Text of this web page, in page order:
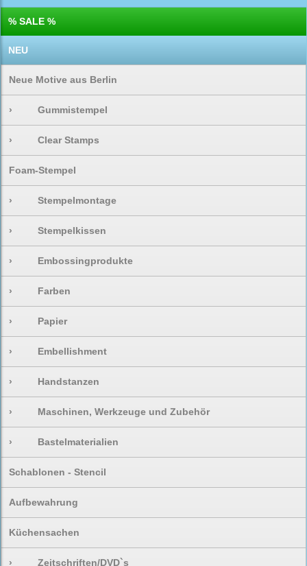
% SALE %
NEU
Neue Motive aus Berlin
› Gummistempel
› Clear Stamps
Foam-Stempel
› Stempelmontage
› Stempelkissen
› Embossingprodukte
› Farben
› Papier
› Embellishment
› Handstanzen
› Maschinen, Werkzeuge und Zubehör
› Bastelmaterialien
Schablonen - Stencil
Aufbewahrung
Küchensachen
› Zeitschriften/DVD`s